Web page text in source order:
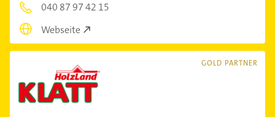
040 87 97 42 15
Webseite
GOLD PARTNER